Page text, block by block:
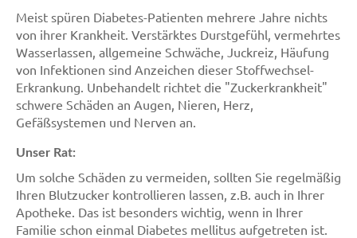
Meist spüren Diabetes-Patienten mehrere Jahre nichts
von ihrer Krankheit. Verstärktes Durstgefühl, vermehrtes
Wasserlassen, allgemeine Schwäche, Juckreiz, Häufung
von Infektionen sind Anzeichen dieser Stoffwechsel-
Erkrankung. Unbehandelt richtet die "Zuckerkrankheit"
schwere Schäden an Augen, Nieren, Herz,
Gefäßsystemen und Nerven an.
Unser Rat:
Um solche Schäden zu vermeiden, sollten Sie regelmäßig
Ihren Blutzucker kontrollieren lassen, z.B. auch in Ihrer
Apotheke. Das ist besonders wichtig, wenn in Ihrer
Familie schon einmal Diabetes mellitus aufgetreten ist.